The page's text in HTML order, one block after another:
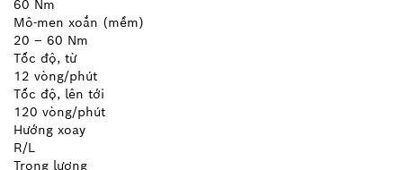
60 Nm
Mô-men xoắn (mềm)
20 – 60 Nm
Tốc độ, từ
12 vòng/phút
Tốc độ, lên tới
120 vòng/phút
Hướng xoay
R/L
Trọng lượng